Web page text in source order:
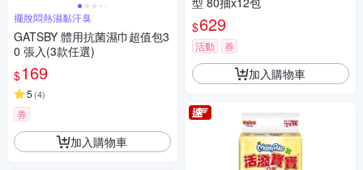
擺脫悶熱濕黏汗臭
GATSBY 體用抗菌濕巾超值包3
0 張入(3款任選)
$169
5 (4)
券
加入購物車
$629
活動 券
加入購物車